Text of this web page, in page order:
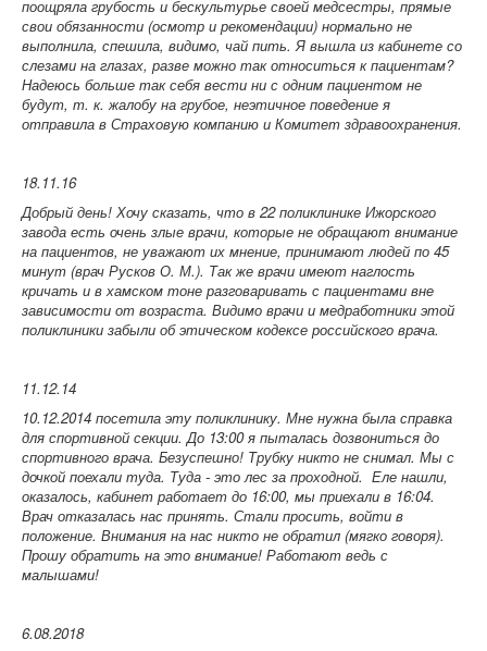
поощряла грубость и бескультурье своей медсестры, прямые
свои обязанности (осмотр и рекомендации) нормально не
выполнила, спешила, видимо, чай пить. Я вышла из кабинете со
слезами на глазах, разве можно так относиться к пациентам?
Надеюсь больше так себя вести ни с одним пациентом не
будут, т. к. жалобу на грубое, неэтичное поведение я
отправила в Страховую компанию и Комитет здравоохранения.
18.11.16
Добрый день! Хочу сказать, что в 22 поликлинике Ижорского
завода есть очень злые врачи, которые не обращают внимание
на пациентов, не уважают их мнение, принимают людей по 45
минут (врач Русков О. М.). Так же врачи имеют наглость
кричать и в хамском тоне разговаривать с пациентами вне
зависимости от возраста. Видимо врачи и медработники этой
поликлиники забыли об этическом кодексе российского врача.
11.12.14
10.12.2014 посетила эту поликлинику. Мне нужна была справка
для спортивной секции. До 13:00 я пыталась дозвониться до
спортивного врача. Безуспешно! Трубку никто не снимал. Мы с
дочкой поехали туда. Туда - это лес за проходной. Еле нашли,
оказалось, кабинет работает до 16:00, мы приехали в 16:04.
Врач отказалась нас принять. Стали просить, войти в
положение. Внимания на нас никто не обратил (мягко говоря).
Прошу обратить на это внимание! Работают ведь с
малышами!
6.08.2018